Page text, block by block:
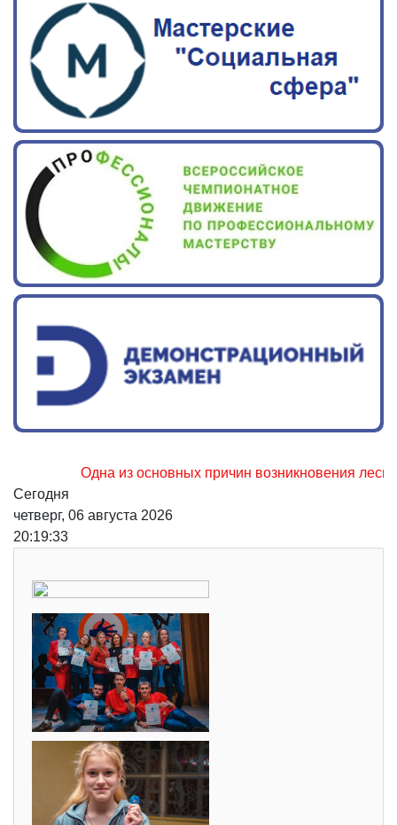
Одна из основных причин возникновения лесных
Сегодня
четверг, 06 августа 2026
20:19:34